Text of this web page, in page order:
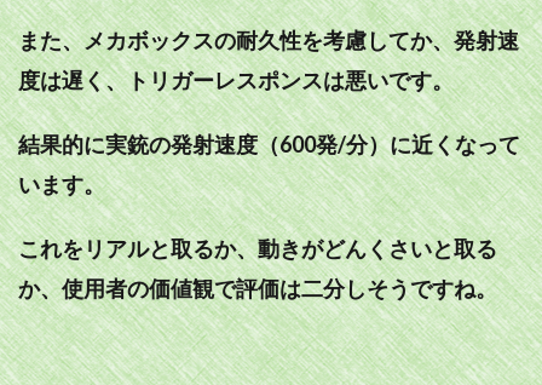
また、メカボックスの耐久性を考慮してか、発射速
度は遅く、トリガーレスポンスは悪いです。
結果的に実銃の発射速度（600発/分）に近くなって
います。
これをリアルと取るか、動きがどんくさいと取る
か、使用者の価値観で評価は二分しそうですね。